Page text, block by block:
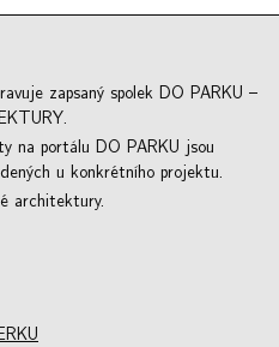
zapsaný spolek DO PARKU –
na portálu DO PARKU jsou
u konkrétního projektu.
architektury.